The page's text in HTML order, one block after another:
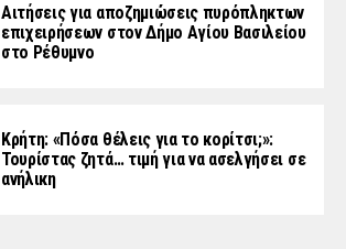
Αιτήσεις για αποζημιώσεις πυρόπληκτων
επιχειρήσεων στον Δήμο Αγίου Βασιλείου
στο Ρέθυμνο
Κρήτη: «Πόσα θέλεις για το κορίτσι;»:
Τουρίστας ζητά… τιμή για να ασελγήσει σε
ανήλικη